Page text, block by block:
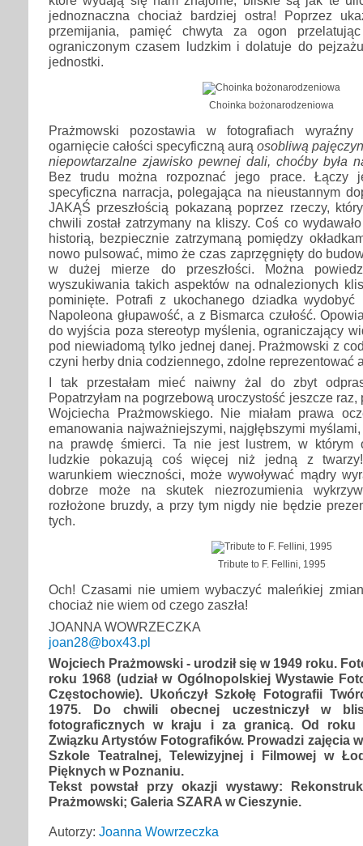
jednoznaczna chociaż bardziej ostra! Poprzez
przemijania, pamięć chwyta za ogon
ograniczonym czasem ludzkim i dolatuje do
jednostki.
Choinka bożonarodzeniowa
Prażmowski pozostawia w fotografiach
ogarnięcie całości specyficzną aurą osobliwą
niepowtarzalne zjawisko pewnej dali, choćby była
Bez trudu można rozpoznać jego prace. Łączy
specyficzna narracja, polegająca na nieustannym
JAKĄŚ przeszłością pokazaną poprzez rzeczy,
chwili został zatrzymany na kliszy. Coś co
historią, bezpiecznie zatrzymaną pomiędzy
nowo pulsować, mimo że czas zaprzęgnięty do
w dużej mierze do przeszłości. Można
wyszukiwania takich aspektów na odnalezionych
pominięte. Potrafi z ukochanego dziadka
Napoleona głupawość, a z Bismarca czułość.
do wyjścia poza stereotyp myślenia, ograniczający
pod niewiadomą tylko jednej danej. Prażmowski z
czyni herby dnia codziennego, zdolne reprezentować
I tak przestałam mieć naiwny żal do zbyt
Popatrzyłam na pogrzebową uroczystość jeszcze
Wojciecha Prażmowskiego. Nie miałam prawa
emanowania najważniejszymi, najgłębszymi
na prawdę śmierci. Ta nie jest lustrem, w którym
ludzkie pokazują coś więcej niż jedną z
warunkiem wieczności, może wywoływać mądry
dobrze może na skutek niezrozumienia
rozłożone bruzdy, a przy tym nigdy nie będzie
tych.
Tribute to F. Fellini, 1995
Och! Czasami nie umiem wybaczyć maleńkiej
chociaż nie wiem od czego zaszła!
JOANNA WOWRZECZKA
joan28@box43.pl
Wojciech Prażmowski - urodził się w 1949 roku.
roku 1968 (udział w Ogólnopolskiej Wystawie
Częstochowie). Ukończył Szkołę Fotografii
1975. Do chwili obecnej uczestniczył w
fotograficznych w kraju i za granicą. Od roku
Związku Artystów Fotografików. Prowadzi zajęcia
Szkole Teatralnej, Telewizyjnej i Filmowej w
Pięknych w Poznaniu.
Tekst powstał przy okazji wystawy:
Prażmowski; Galeria SZARA w Cieszynie.
Autorzy: Joanna Wowrzeczka